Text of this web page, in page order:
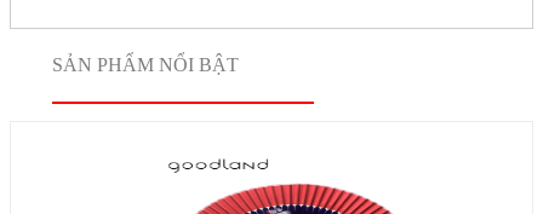
SẢN PHẨM NỔI BẬT